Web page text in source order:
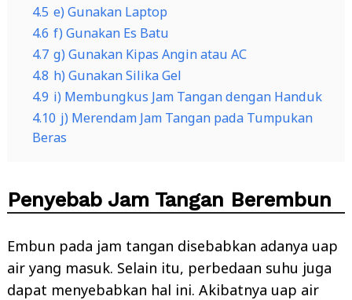
4.5 e) Gunakan Laptop
4.6 f) Gunakan Es Batu
4.7 g) Gunakan Kipas Angin atau AC
4.8 h) Gunakan Silika Gel
4.9 i) Membungkus Jam Tangan dengan Handuk
4.10 j) Merendam Jam Tangan pada Tumpukan
Beras
Penyebab Jam Tangan Berembun
Embun pada jam tangan disebabkan adanya uap
air yang masuk. Selain itu, perbedaan suhu juga
dapat menyebabkan hal ini. Akibatnya uap air